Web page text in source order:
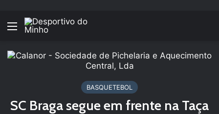
Menu
BASQUETEBOL
SC Braga segue em frente na Taça